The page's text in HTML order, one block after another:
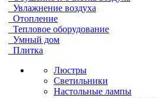
Увлажнение воздуха
Отопление
Тепловое оборудование
Умный дом
Плитка
Люстры
Светильники
Настольные лампы